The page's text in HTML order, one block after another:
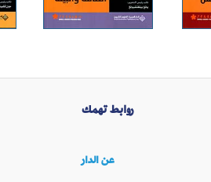
روابط تهمك
عن الدار